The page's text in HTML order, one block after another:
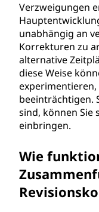
Verzweigungen
unabhängig an
Korrekturen zu
alternative
diese Weise
experimentieren,
beeinträchtigen.
sind, können Sie
einbringen.
Wie